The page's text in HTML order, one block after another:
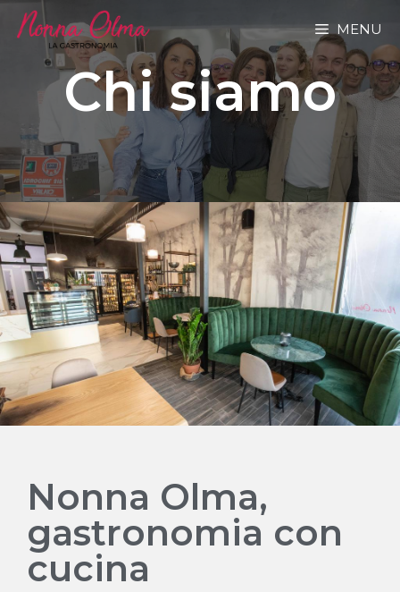
MENU
Chi siamo
Nonna Olma,
gastronomia con
cucina